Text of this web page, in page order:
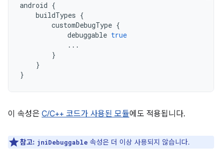
android {
buildTypes {
customDebugType {
debuggable true
...
}
}
}
이 속성은 C/C++ 코드가 사용된 모듈에도 적용됩니다.
참고: jniDebuggable 속성은 더 이상 사용되지 않습니다.